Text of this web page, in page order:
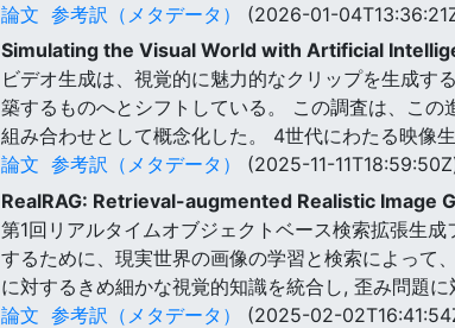
論文 参考訳（メタデータ）
(2026-01-
Simulating the Visual World with Artificial
ビデオ生成は、視覚的に魅力的なクリップを生成
築するものへとシフトしている。 この調査は、こ
組み合わせとして概念化した。 4世代にわたる映像
論文 参考訳（メタデータ）
(2025-11-
RealRAG: Retrieval-augmented Realistic
第1回リアルタイムオブジェクトベース検索拡張生
するために、現実世界の画像の学習と検索によって
に対するきめ細かな視覚的知識を統合し, 歪み問題
論文 参考訳（メタデータ）
(2025-02-